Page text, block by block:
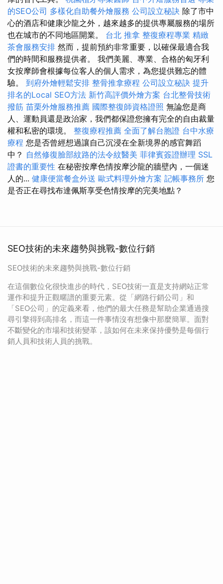
的SEO公司 多樣化自助餐外燴服務 公司設立秘訣 除了市中
心的酒店和健康沙龍之外，越來越多的提供專屬服務的場所
也在城市的不同地區開業。 台北 推拿 整復療程專業 精緻
茶會服務安排 然而，提前預約非常重要，以確保最適合我
們的時間和服務提供者。 我們美麗、專業、合格的匈牙利
女按摩師會根據每位客人的個人需求，為您提供難忘的體
驗。 到府外燴輕鬆安排 整骨推拿療程 公司設立秘訣 提升
排名的Local SEO方法 新竹高評價外燴方案 台北整骨技術
撥筋 苗栗外燴服務推薦 國際整復師資格證照 無論您是商
人、運動員還是政治家，我們都保證您擁有完全的自由裁量
權和私密的環境。 整復療程推薦 全面了解台胞證 台中水療
療程 您是否曾經想過讓自己沉浸在全新境界的感官舞蹈
中？ 自然修復臉部紋路的法令紋醫美 菲律賓簽證辦理 SSL
證書的重要性 在秘密按摩色情按摩沙龍的牆壁內，一個迷
人的... 健康便當餐盒外送 歐式料理外燴方案 記帳事務所 您
是否正在尋找布達佩斯享受色情按摩的完美地點？
SEO技術的未來趨勢與挑戰-數位行銷
SEO技術的未來趨勢與挑戰-數位行銷
在這個數位化很快進步的時代，SEO技術一直是支持網站正常
運作和提升正觀暱譜的重要元素。從「網路行銷公司」和
「SEO公司」的定義來看，他們的最大任務是幫助企業通過搜
尋引擎得到高排名，而這一件事情沒有想像中那麼簡單。面對
不斷變化的市場和技術變革，該如何在未來保持優勢是每個行
銷人員和技術人員的挑戰。